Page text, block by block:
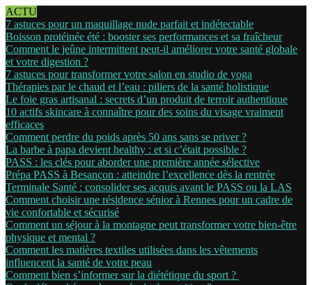
ACTU
7 astuces pour un maquillage nude parfait et indétectable
Boisson protéinée été : booster ses performances et sa fraîcheur
Comment le jeûne intermittent peut-il améliorer votre santé globale
et votre digestion ?
7 astuces pour transformer votre salon en studio de yoga
Thérapies par le chaud et l’eau : piliers de la santé holistique
Le foie gras artisanal : secrets d’un produit de terroir authentique
10 actifs skincare à connaître pour des soins du visage vraiment
efficaces
Comment perdre du poids après 50 ans sans se priver ?
La barbe à papa devient healthy : et si c’était possible ?
PASS : les clés pour aborder une première année sélective
Prépa PASS à Besançon : atteindre l’excellence dès la rentrée
Terminale Santé : consolider ses acquis avant le PASS ou la LAS
Comment choisir une résidence sénior à Rennes pour un cadre de
vie confortable et sécurisé
Comment un séjour à la montagne peut transformer votre bien-être
physique et mental ?
Comment les matières textiles utilisées dans les vêtements
influencent la santé de votre peau
Comment bien s’informer sur la diététique du sport ?